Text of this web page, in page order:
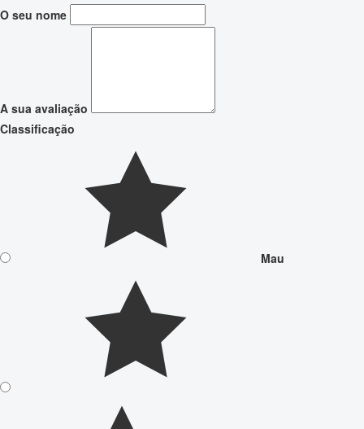
O seu nome
A sua avaliação
Classificação
Mau